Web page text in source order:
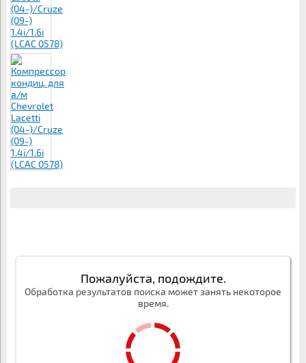
Пожалуйста, подождите.
Обработка результатов поиска может занять некоторое
время.